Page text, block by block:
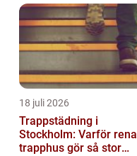
18 juli 2026
Trappstädning i
Stockholm: Varför rena
trapphus gör så stor